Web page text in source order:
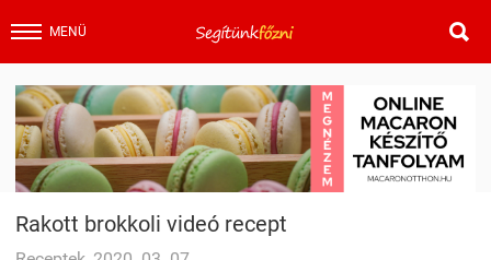
MENÜ 
Rakott brokkoli videó recept